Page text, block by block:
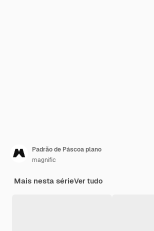
Padrão de Páscoa plano
magnific
Mais nesta sérieVer tudo